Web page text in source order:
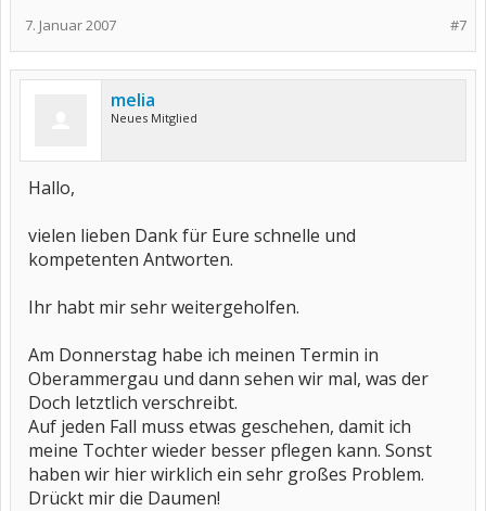
#7
7. Januar 2007
melia
Neues Mitglied
Hallo,
vielen lieben Dank für Eure schnelle und
kompetenten Antworten.
Ihr habt mir sehr weitergeholfen.
Am Donnerstag habe ich meinen Termin in
Oberammergau und dann sehen wir mal, was der
Doch letztlich verschreibt.
Auf jeden Fall muss etwas geschehen, damit ich
meine Tochter wieder besser pflegen kann. Sonst
haben wir hier wirklich ein sehr großes Problem.
Drückt mir die Daumen!